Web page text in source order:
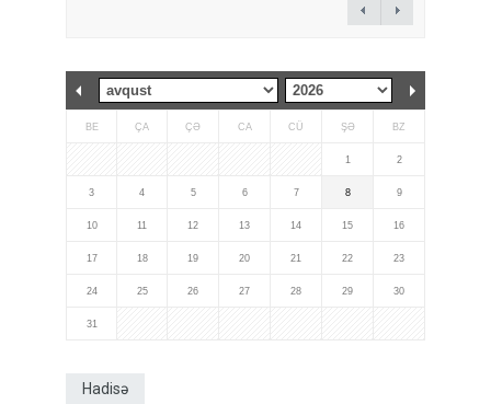
BE ÇA ÇƏ CA CÜ ŞƏ BZ
1 2
3 4 5 6 7 8 9
10 11 12 13 14 15 16
17 18 19 20 21 22 23
24 25 26 27 28 29 30
31
Hadisə